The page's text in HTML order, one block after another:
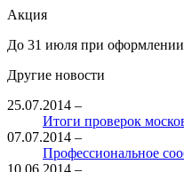
Акция
До 31 июля при оформлении
Другие новости
25.07.2014 –
Итоги проверок
07.07.2014 –
Профессиональное
10.06.2014 –